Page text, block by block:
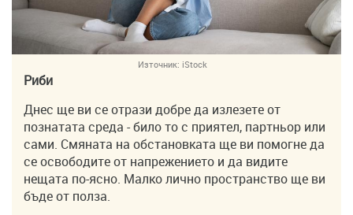
Източник: iStock
Риби
Днес ще ви се отрази добре да излезете от
познатата среда - било то с приятел, партньор или
сами. Смяната на обстановката ще ви помогне да
се освободите от напрежението и да видите
нещата по-ясно. Малко лично пространство ще ви
бъде от полза.